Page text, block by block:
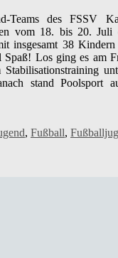
Teams des FSSV
vom 18. bis 20. Juli
insgesamt 38
Los ging es am
stand Poolsport
, Fußball,